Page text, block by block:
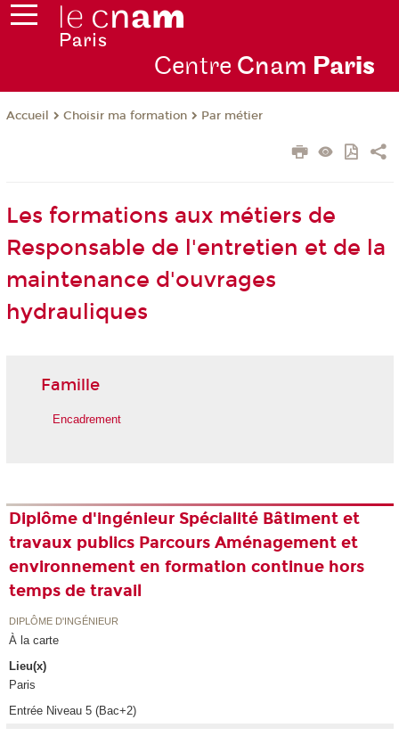
Centre Cnam Paris
Accueil Choisir ma formation Par métier
Les formations aux métiers de
Responsable de l'entretien et de la
maintenance d'ouvrages
hydrauliques
Famille
Encadrement
Diplôme d'ingénieur Spécialité Bâtiment et
travaux publics Parcours Aménagement et
environnement en formation continue hors
temps de travail
DIPLÔME D'INGÉNIEUR
À la carte
Lieu(x)
Paris
Entrée Niveau 5 (Bac+2)